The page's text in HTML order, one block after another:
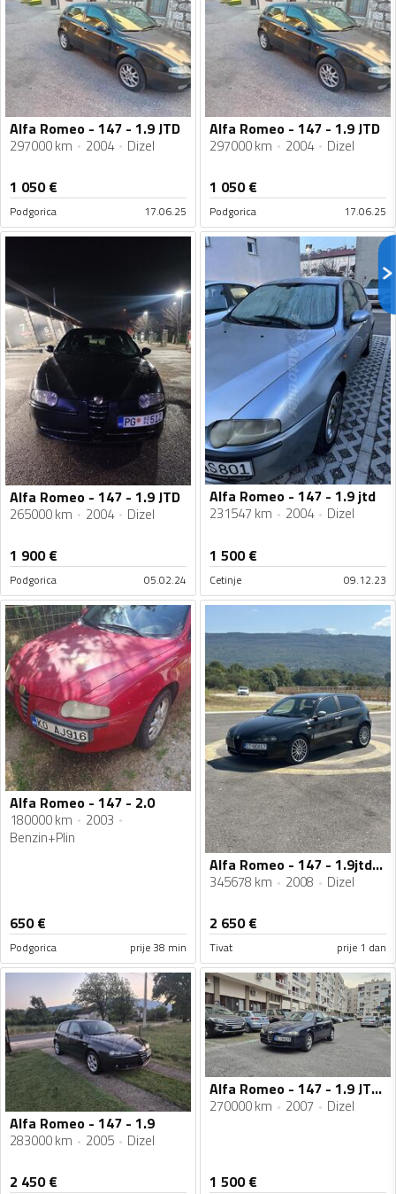
Alfa Romeo - 147 - 1.9 JTD
297000 km 2004 Dizel
1 050€
Podgorica 17.06.25
Alfa Romeo - 147 - 1.9 JTD
297000 km 2004 Dizel
1 050€
Podgorica 17.06.25
Alfa Romeo - 147 - 1.9 JTD
265000 km 2004 Dizel
1 900€
Podgorica 05.02.24
Alfa Romeo - 147 - 1.9 jtd
231547 km 2004 Dizel
1 500€
Cetinje 09.12.23
Alfa Romeo - 147 - 2.0
180000 km
2003
Benzin+Plin
650€
Podgorica prije 38 min
Alfa Romeo - 147 - 1.9jtdm 110kw
345678 km 2008 Dizel
2 650€
Tivat prije 1 dan
Alfa Romeo - 147 - 1.9
283000 km 2005 Dizel
2 450€
Alfa Romeo - 147 - 1.9 JTDM
270000 km 2007 Dizel
1 500€